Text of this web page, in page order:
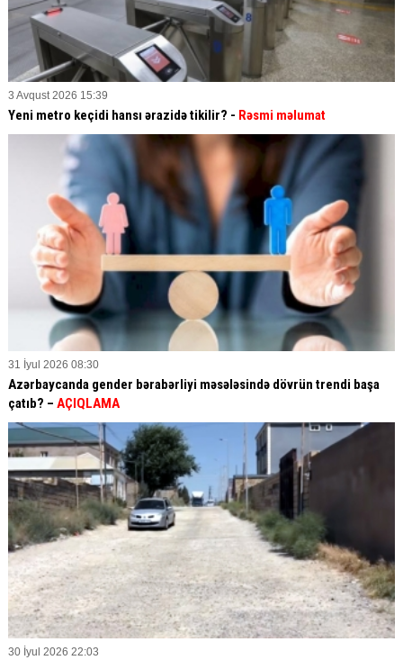
3 Avqust 2026 15:39
Yeni metro keçidi hansı ərazidə tikilir? - Rəsmi məlumat
31 İyul 2026 08:30
Azərbaycanda gender bərabərliyi məsələsində dövrün trendi başa
çatıb? – AÇIQLAMA
30 İyul 2026 22:03